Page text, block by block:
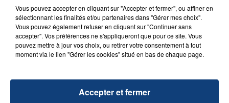
SON BÉBÉ ENTRE LA VIE ET LA...
Un homme s'est immolé par le feu après avoir
aspergé sa compagne et leur bébé de trois mois
d'un liquide inflammable.
Vous pouvez accepter en cliquant sur "Accepter et fermer", ou affiner en
sélectionnant les finalités et/ou partenaires dans "Gérer mes choix".
Vous pouvez également refuser en cliquant sur "Continuer sans
accepter". Vos préférences ne s'appliqueront que pour ce site. Vous
pouvez mettre à jour vos choix, ou retirer votre consentement à tout
moment via le lien "Gérer les cookies" situé en bas de chaque page.
Accepter et fermer